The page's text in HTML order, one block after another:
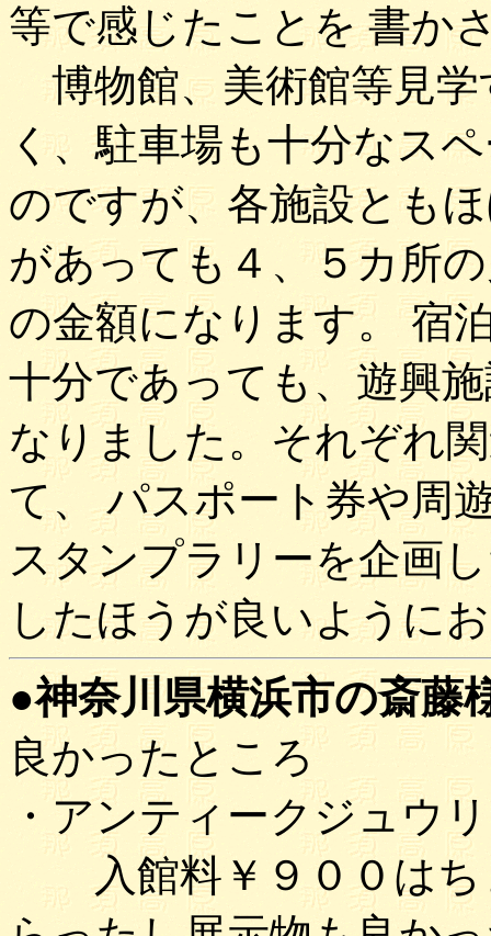
等で感じたことを 書か
博物館、美術館等見
く、駐車場も十分なス
のですが、各施設とも
があっても４、５カ所
の金額になります。 宿
十分であっても、遊興
なりました。それぞれ
て、 パスポート券や周
スタンプラリーを企画
したほうが良いように
●神奈川県横浜市の斎藤
良かったところ
・アンティークジュウ
入館料￥９００はち